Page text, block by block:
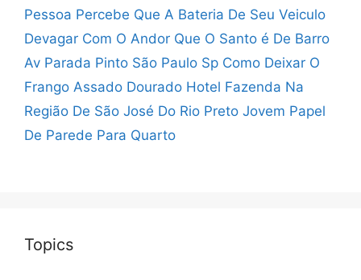
Pessoa Percebe Que A Bateria De Seu Veiculo
Devagar Com O Andor Que O Santo é De Barro
Av Parada Pinto São Paulo Sp Como Deixar O
Frango Assado Dourado Hotel Fazenda Na
Região De São José Do Rio Preto Jovem Papel
De Parede Para Quarto
Topics